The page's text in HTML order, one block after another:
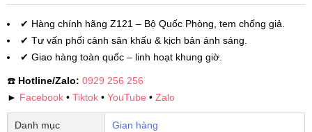
✔ Hàng chính hãng Z121 – Bộ Quốc Phòng, tem chống giả.
✔ Tư vấn phối cảnh sân khấu & kịch bản ánh sáng.
✔ Giao hàng toàn quốc – linh hoạt khung giờ.
☎️ Hotline/Zalo: 0929 256 256
► Facebook • Tiktok • YouTube • Zalo
Danh mục Gian hàng